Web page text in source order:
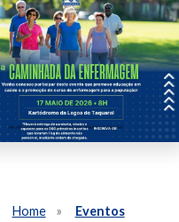
Home Eventos